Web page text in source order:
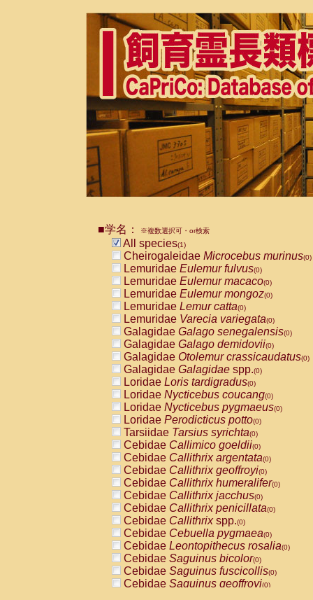
■学名： ※複数選択可・or検索
All species(1)
Cheirogaleidae Microcebus murinus(0)
Lemuridae Eulemur fulvus(0)
Lemuridae Eulemur macaco(0)
Lemuridae Eulemur mongoz(0)
Lemuridae Lemur catta(0)
Lemuridae Varecia variegata(0)
Galagidae Galago senegalensis(0)
Galagidae Galago demidovii(0)
Galagidae Otolemur crassicaudatus(0)
Galagidae Galagidae spp.(0)
Loridae Loris tardigradus(0)
Loridae Nycticebus coucang(0)
Loridae Nycticebus pygmaeus(0)
Loridae Perodicticus potto(0)
Tarsiidae Tarsius syrichta(0)
Cebidae Callimico goeldii(0)
Cebidae Callithrix argentata(0)
Cebidae Callithrix geoffroyi(0)
Cebidae Callithrix humeralifer(0)
Cebidae Callithrix jacchus(0)
Cebidae Callithrix penicillata(0)
Cebidae Callithrixspp.(0)
Cebidae Cebuella pygmaea(0)
Cebidae Leontopithecus rosalia(0)
Cebidae Saguinus bicolor(0)
Cebidae Saguinus fuscicollis(0)
Cebidae Saguinus geoffroyi(0)